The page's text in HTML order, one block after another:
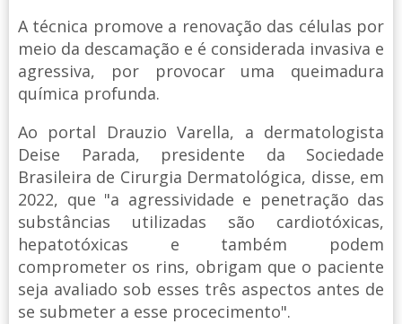
A técnica promove a renovação das células por
meio da descamação e é considerada invasiva e
agressiva, por provocar uma queimadura
química profunda.
Ao portal Drauzio Varella, a dermatologista
Deise Parada, presidente da Sociedade
Brasileira de Cirurgia Dermatológica, disse, em
2022, que "a agressividade e penetração das
substâncias utilizadas são cardiotóxicas,
hepatotóxicas e também podem
comprometer os rins, obrigam que o paciente
seja avaliado sob esses três aspectos antes de
se submeter a esse procecimento".